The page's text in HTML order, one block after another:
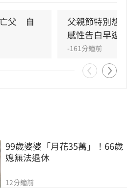
志為心碎的是，當年陪病重
因忙於接工作電話而忽視了
父子最後的相處，父親回房
錯過的對話成為他20年來心
此感嘆，有些電話晚點接沒
與話語，可能再也無法挽
父　自
父親節特別想
感性告白早逝父
-161分鐘前
99歲婆婆「月花35萬」！66歲
媳無法退休
12分鐘前